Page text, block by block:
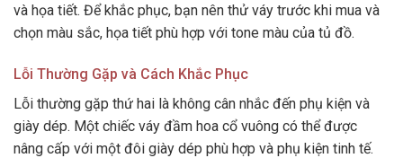
và họa tiết. Để khắc phục, bạn nên thử váy trước khi mua và
chọn màu sắc, họa tiết phù hợp với tone màu của tủ đồ.
Lỗi Thường Gặp và Cách Khắc Phục
Lỗi thường gặp thứ hai là không cân nhắc đến phụ kiện và
giày dép. Một chiếc váy đầm hoa cổ vuông có thể được
nâng cấp với một đôi giày dép phù hợp và phụ kiện tinh tế.